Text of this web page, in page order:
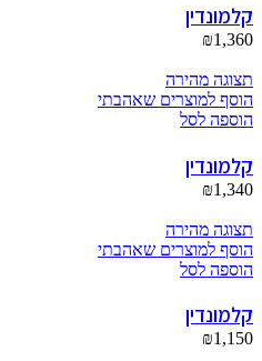
קלמונדין
₪1,360
תצוגה מהירה
הוסף למוצרים שאהבתי
הוספה לסל
קלמונדין
₪1,340
תצוגה מהירה
הוסף למוצרים שאהבתי
הוספה לסל
קלמונדין
₪1,150